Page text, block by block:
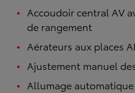
Accoudoir central AV
de rangement
Aérateurs aux places
Ajustement manuel
Allumage